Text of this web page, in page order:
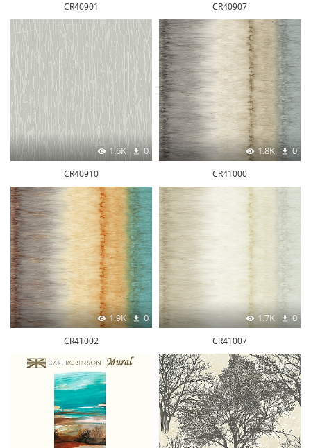
CR40901 CR40907
1.6K 0
CR40910
1.8K 0
CR41000
1.9K 0
CR41002
1.7K 0
CR41007